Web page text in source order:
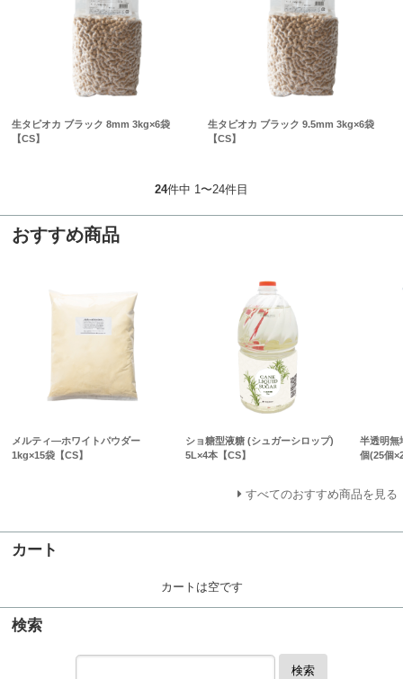
生タピオカ ブラック 8mm 3kg×6袋
【CS】
生タピオカ ブラック 9.5mm 3kg×6袋
【CS】
24件中 1〜24件目
おすすめ商品
メルティ―ホワイトパウダー
1kg×15袋【CS】
ショ糖型液糖 (シュガーシロップ)
5L×4本【CS】
半透明無
個(25個
すべてのおすすめ商品を見る
カート
カートは空です
検索
検索